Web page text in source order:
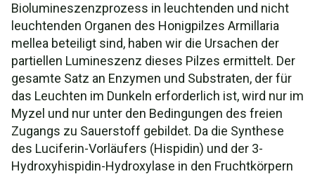
Biolumineszenzprozess in leuchtenden und nicht
leuchtenden Organen des Honigpilzes Armillaria
mellea beteiligt sind, haben wir die Ursachen der
partiellen Lumineszenz dieses Pilzes ermittelt. Der
gesamte Satz an Enzymen und Substraten, der für
das Leuchten im Dunkeln erforderlich ist, wird nur im
Myzel und nur unter den Bedingungen des freien
Zugangs zu Sauerstoff gebildet. Da die Synthese
des Luciferin-Vorläufers (Hispidin) und der 3-
Hydroxyhispidin-Hydroxylase in den Fruchtkörpern